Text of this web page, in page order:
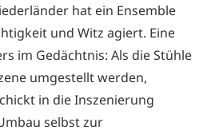
hat ein Ensemble
und Witz agiert. Eine
im Gedächtnis: Als die Stühle
umgestellt werden,
in die Inszenierung
selbst zur